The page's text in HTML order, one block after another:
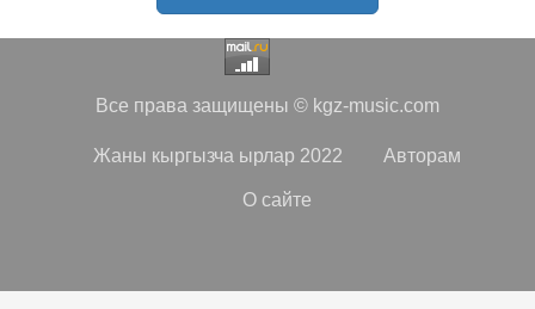
радостью приветствует своих старых и новых
чудесную подборку самых лучших песен всех времён
старых и новых треков, самые востребованные и
популярные композиции отечественных и зарубежных
с возможностью безлимитного онлайн прослушивания.
Все права защищены © kgz-music.com
Жаны кыргызча ырлар 2022 Авторам
О сайте